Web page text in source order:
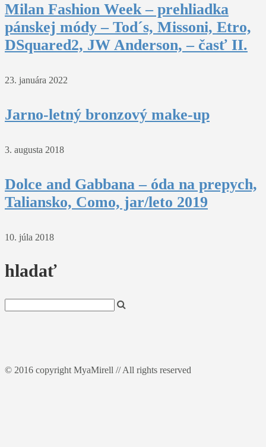
Milan Fashion Week – prehliadka
pánskej módy – Tod´s, Missoni, Etro,
DSquared2, JW Anderson, – časť II.
23. januára 2022
Jarno-letný bronzový make-up
3. augusta 2018
Dolce and Gabbana – óda na prepych,
Taliansko, Como, jar/leto 2019
10. júla 2018
hladať
© 2016 copyright MyaMirell // All rights reserved